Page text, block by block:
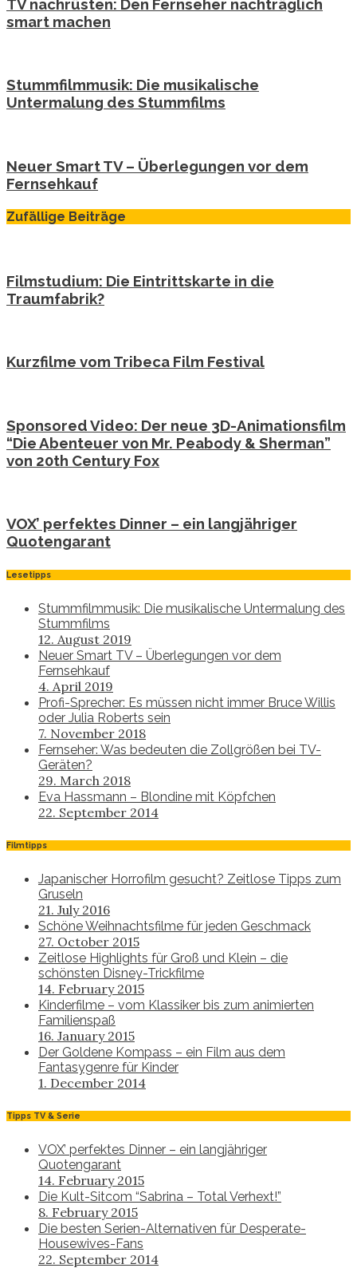
TV nachrüsten: Den Fernseher nachträglich
smart machen
Stummfilmmusik: Die musikalische
Untermalung des Stummfilms
Neuer Smart TV – Überlegungen vor dem
Fernsehkauf
Zufällige Beiträge
Filmstudium: Die Eintrittskarte in die
Traumfabrik?
Kurzfilme vom Tribeca Film Festival
Sponsored Video: Der neue 3D-Animationsfilm
“Die Abenteuer von Mr. Peabody & Sherman”
von 20th Century Fox
VOX’ perfektes Dinner – ein langjähriger
Quotengarant
Lesetipps
Stummfilmmusik: Die musikalische Untermalung des
Stummfilms
12. August 2019
Neuer Smart TV – Überlegungen vor dem
Fernsehkauf
4. April 2019
Profi-Sprecher: Es müssen nicht immer Bruce Willis
oder Julia Roberts sein
7. November 2018
Fernseher: Was bedeuten die Zollgrößen bei TV-
Geräten?
29. March 2018
Eva Hassmann – Blondine mit Köpfchen
22. September 2014
Filmtipps
Japanischer Horrofilm gesucht? Zeitlose Tipps zum
Gruseln
21. July 2016
Schöne Weihnachtsfilme für jeden Geschmack
27. October 2015
Zeitlose Highlights für Groß und Klein – die
schönsten Disney-Trickfilme
14. February 2015
Kinderfilme – vom Klassiker bis zum animierten
Familienspaß
16. January 2015
Der Goldene Kompass – ein Film aus dem
Fantasygenre für Kinder
1. December 2014
Tipps TV & Serie
VOX’ perfektes Dinner – ein langjähriger
Quotengarant
14. February 2015
Die Kult-Sitcom “Sabrina – Total Verhext!”
8. February 2015
Die besten Serien-Alternativen für Desperate-
Housewives-Fans
22. September 2014